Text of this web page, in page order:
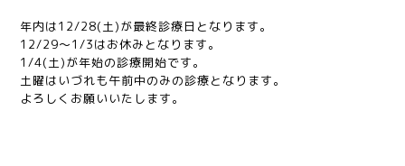
年内は12/28(土)が最終診療日となります。
12/29〜1/3はお休みとなります。
1/4(土)が年始の診療開始です。
土曜はいづれも午前中のみの診療となります。
よろしくお願いいたします。